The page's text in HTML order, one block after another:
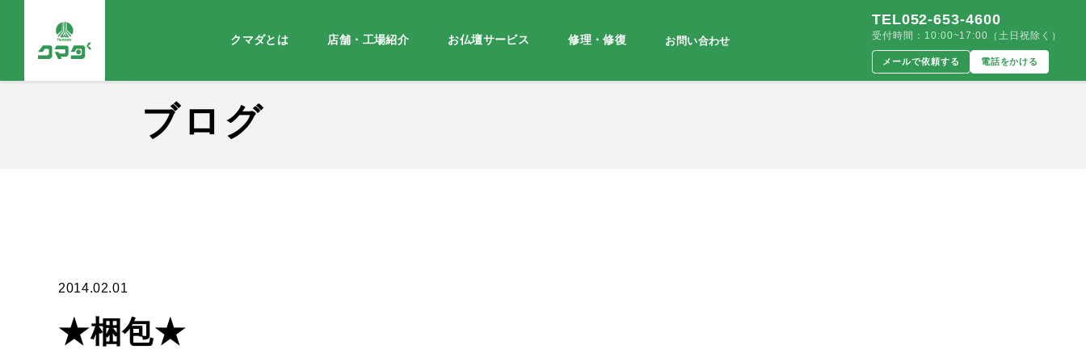
クマダとは 店舗・工場紹介 お仏壇サービス 修理・修復 お問い合わせ
TEL052-653-4600
受付時間：10:00~17:00（土日祝除く）
メールで依頼する 電話をかける
ブログ
2014.02.01
★梱包★